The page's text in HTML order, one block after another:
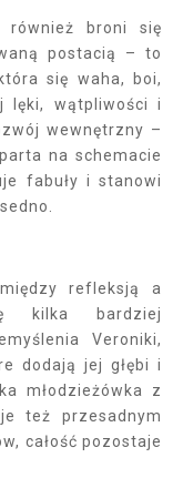
również broni się
postacią – to
się waha, boi,
lęki, wątpliwości i
wewnętrzny –
na schemacie
fabuły i stanowi
refleksją a
kilka bardziej
Veroniki,
dodają jej głębi i
młodzieżówka z
też przesadnym
całość pozostaje